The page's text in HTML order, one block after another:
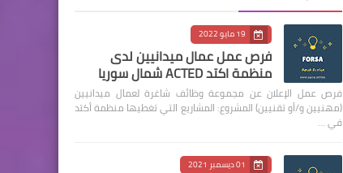
19 مايو 2022
فرص عمل عمال ميدانيين لدى
منظمة اكتد ACTED شمال سوريا
فرص عمل الإعلان عن مجموعة وظائف شاغرة لعمال ميدانيين
(مهنيين و/أو تقنيين) المشروع: المشاريع التي تغطيها منظمة أكتد
في …
01 ديسمبر 2021